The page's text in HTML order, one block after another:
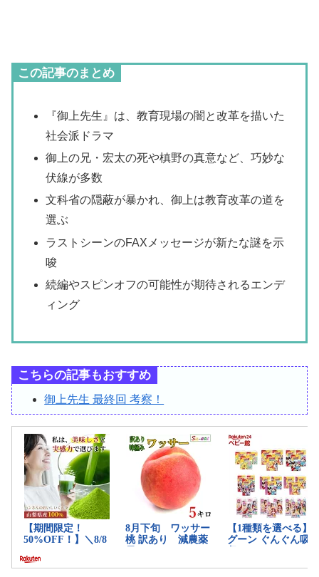
この記事のまとめ
『御上先生』は、教育現場の闇と改革を描いた
社会派ドラマ
御上の兄・宏太の死や槙野の真意など、巧妙な
伏線が多数
文科省の隠蔽が暴かれ、御上は教育改革の道を
選ぶ
ラストシーンのFAXメッセージが新たな謎を示
唆
続編やスピンオフの可能性が期待されるエンデ
ィング
こちらの記事もおすすめ
御上先生 最終回 考察！